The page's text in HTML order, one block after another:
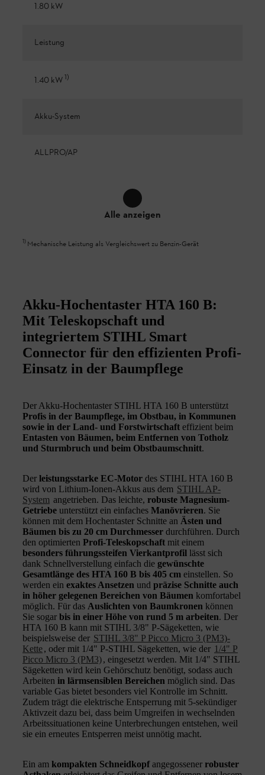
1.80 kW
Leistung
1.40 kW1)
Akku-System
ALLPRO/AP
Alle anzeigen
1) Mechanische Leistung als Vergleichswert zu Benzin-Gerät
Akku-Hochentaster HTA 160 B:
Mit Teleskopschaft und
integriertem STIHL Smart
Connector für den effizienten Profi-
Einsatz in der Baumpflege
Der Akku-Hochentaster STIHL HTA 160 B unterstützt
Profis in der Baumpflege, im Obstbau, in Kommunen
sowie in der Land- und Forstwirtschaft effizient beim
Entasten von Bäumen, beim Entfernen von Totholz
und Sturmbruch und beim Obstbaumschnitt.
Der leistungsstarke EC-Motor des STIHL HTA 160 B
wird von Lithium-Ionen-Akkus aus dem STIHL AP-
System angetrieben. Das leichte, robuste Magnesium-
Getriebe unterstützt ein einfaches Manövrieren. Sie
können mit dem Hochentaster Schnitte an Ästen und
Bäumen bis zu 20 cm Durchmesser durchführen. Durch
den optimierten Profi-Teleskopschaft mit einem
besonders führungssteifen Vierkantprofil lässt sich
dank Schnellverstellung einfach die gewünschte
Gesamtlänge des HTA 160 B bis 405 cm einstellen. So
werden ein exaktes Ansetzen und präzise Schnitte auch
in höher gelegenen Bereichen von Bäumen komfortabel
möglich. Für das Auslichten von Baumkronen können
Sie sogar bis in einer Höhe von rund 5 m arbeiten. Der
HTA 160 B kann mit STIHL 3/8" P-Sägeketten, wie
beispielsweise der STIHL 3/8" P Picco Micro 3 (PM3)-
Kette, oder mit 1/4" P-STIHL Sägeketten, wie der 1/4" P
Picco Micro 3 (PM3), eingesetzt werden. Mit 1/4" STIHL
Sägeketten wird kein Gehörschutz benötigt, sodass auch
Arbeiten in lärmsensiblen Bereichen möglich sind. Das
variable Gas bietet besonders viel Kontrolle im Schnitt.
Zudem trägt die elektrische Entsperrung mit 5-sekündiger
Aktivzeit dazu bei, dass beim Umgreifen in wechselnden
Arbeitssituationen keine Unterbrechungen entstehen, weil
sie ein erneutes Entsperren meist unnötig macht.
Ein am kompakten Schneidkopfangegossener robuster